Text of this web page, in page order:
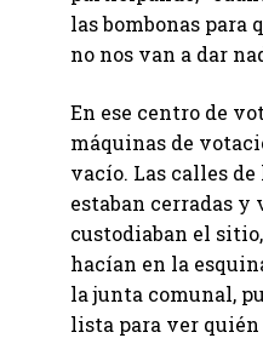
las bombonas para
no nos van a dar
En ese centro de
máquinas de
vacío. Las calles
estaban cerradas y
custodiaban el
hacían en la
la junta comunal,
lista para ver